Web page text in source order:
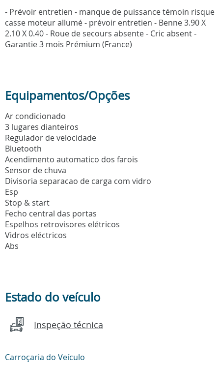
- Prévoir entretien - manque de puissance témoin risque
casse moteur allumé - prévoir entretien - Benne 3.90 X
2.10 X 0.40 - Roue de secours absente - Cric absent -
Garantie 3 mois Prémium (France)
Equipamentos/Opções
Ar condicionado
3 lugares dianteiros
Regulador de velocidade
Bluetooth
Acendimento automatico dos farois
Sensor de chuva
Divisoria separacao de carga com vidro
Esp
Stop & start
Fecho central das portas
Espelhos retrovisores elétricos
Vidros eléctricos
Abs
Estado do veículo
Inspeção técnica
Carroçaria do Veículo